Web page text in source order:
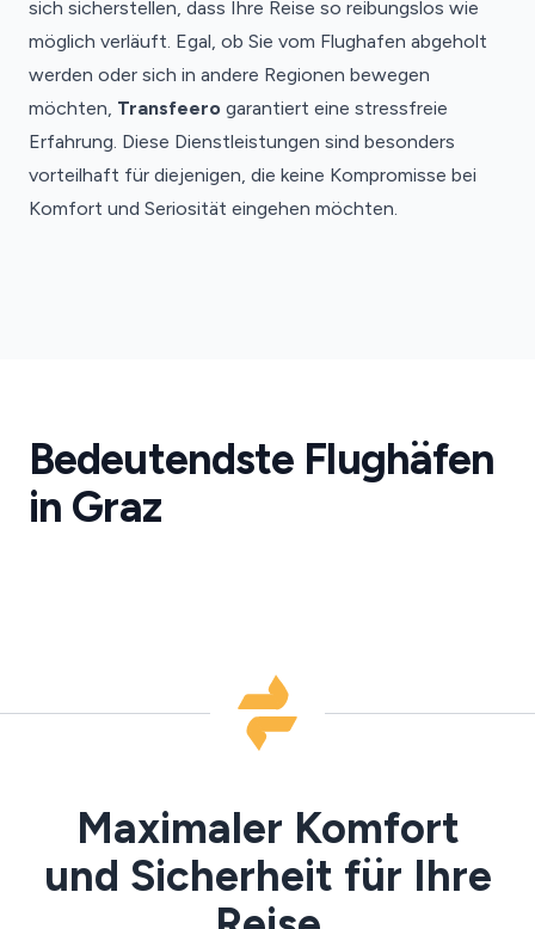
sich sicherstellen, dass Ihre Reise so reibungslos wie
möglich verläuft. Egal, ob Sie vom Flughafen abgeholt
werden oder sich in andere Regionen bewegen
möchten, Transfeero garantiert eine stressfreie
Erfahrung. Diese Dienstleistungen sind besonders
vorteilhaft für diejenigen, die keine Kompromisse bei
Komfort und Seriosität eingehen möchten.
Bedeutendste Flughäfen
in Graz
Graz
·
GRZ
Maximaler Komfort
und Sicherheit für Ihre